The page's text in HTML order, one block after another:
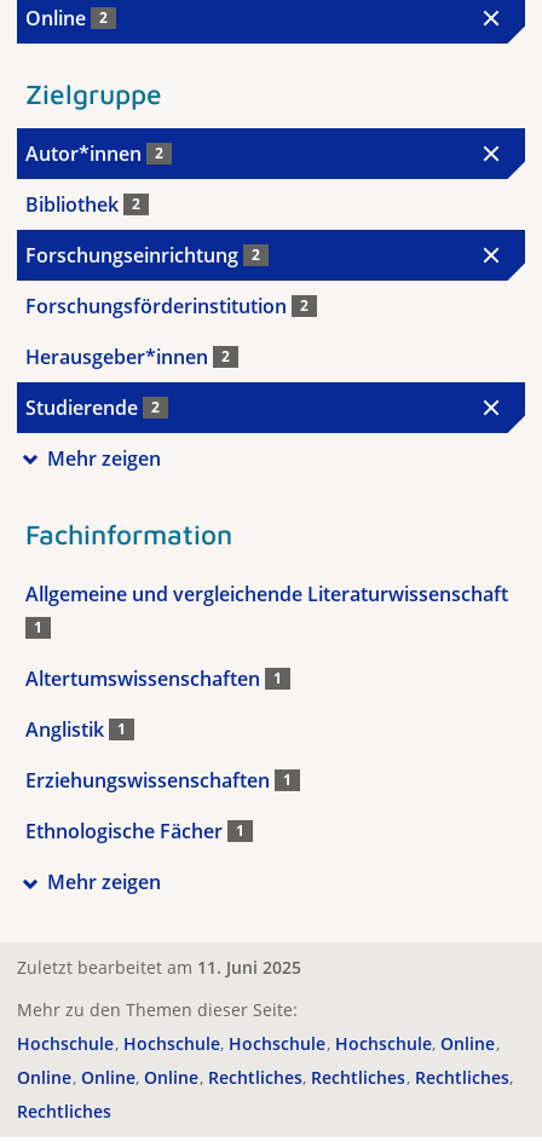
Online 2
Zielgruppe
Autor*innen 2
Bibliothek 2
Forschungseinrichtung 2
Forschungsförderinstitution 2
Herausgeber*innen 2
Studierende 2
Mehr zeigen
Fachinformation
Allgemeine und vergleichende Literaturwissenschaft
1
Altertumswissenschaften 1
Anglistik 1
Erziehungswissenschaften 1
Ethnologische Fächer 1
Mehr zeigen
Zuletzt bearbeitet am 11. Juni 2025
Mehr zu den Themen dieser Seite:
Hochschule Hochschule Hochschule Hochschule Online
Online Online Online Rechtliches Rechtliches Rechtliches
Rechtliches